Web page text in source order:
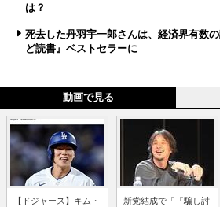
は？
死去した丹羽宇一郎さんは、経済界有数
ど読書』ベストセラーに
動画で見る
【ドジャース】キム・
新党結成で「「騙し討